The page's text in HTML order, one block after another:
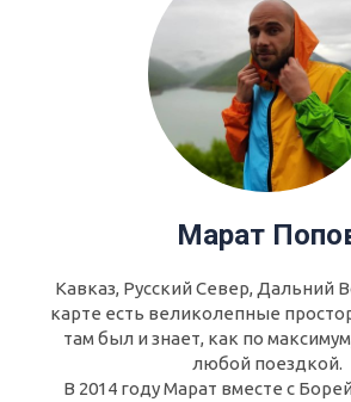
Марат
Кавказ, Русский Север, Дальний
карте есть великолепные
там был и знает, как по
любой поездкой.
В 2014 году Марат вместе с